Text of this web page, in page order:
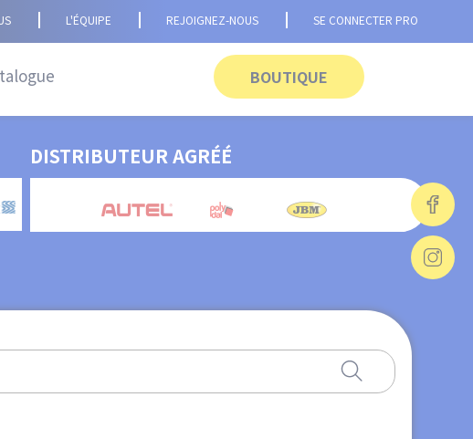
L'ÉQUIPE REJOIGNEZ-NOUS SE CONNECTER PRO
BOUTIQUE
DISTRIBUTEUR AGRÉÉ